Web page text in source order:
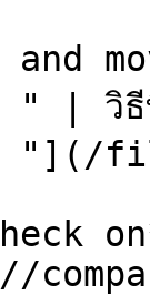
and
| วิธีที่
files/